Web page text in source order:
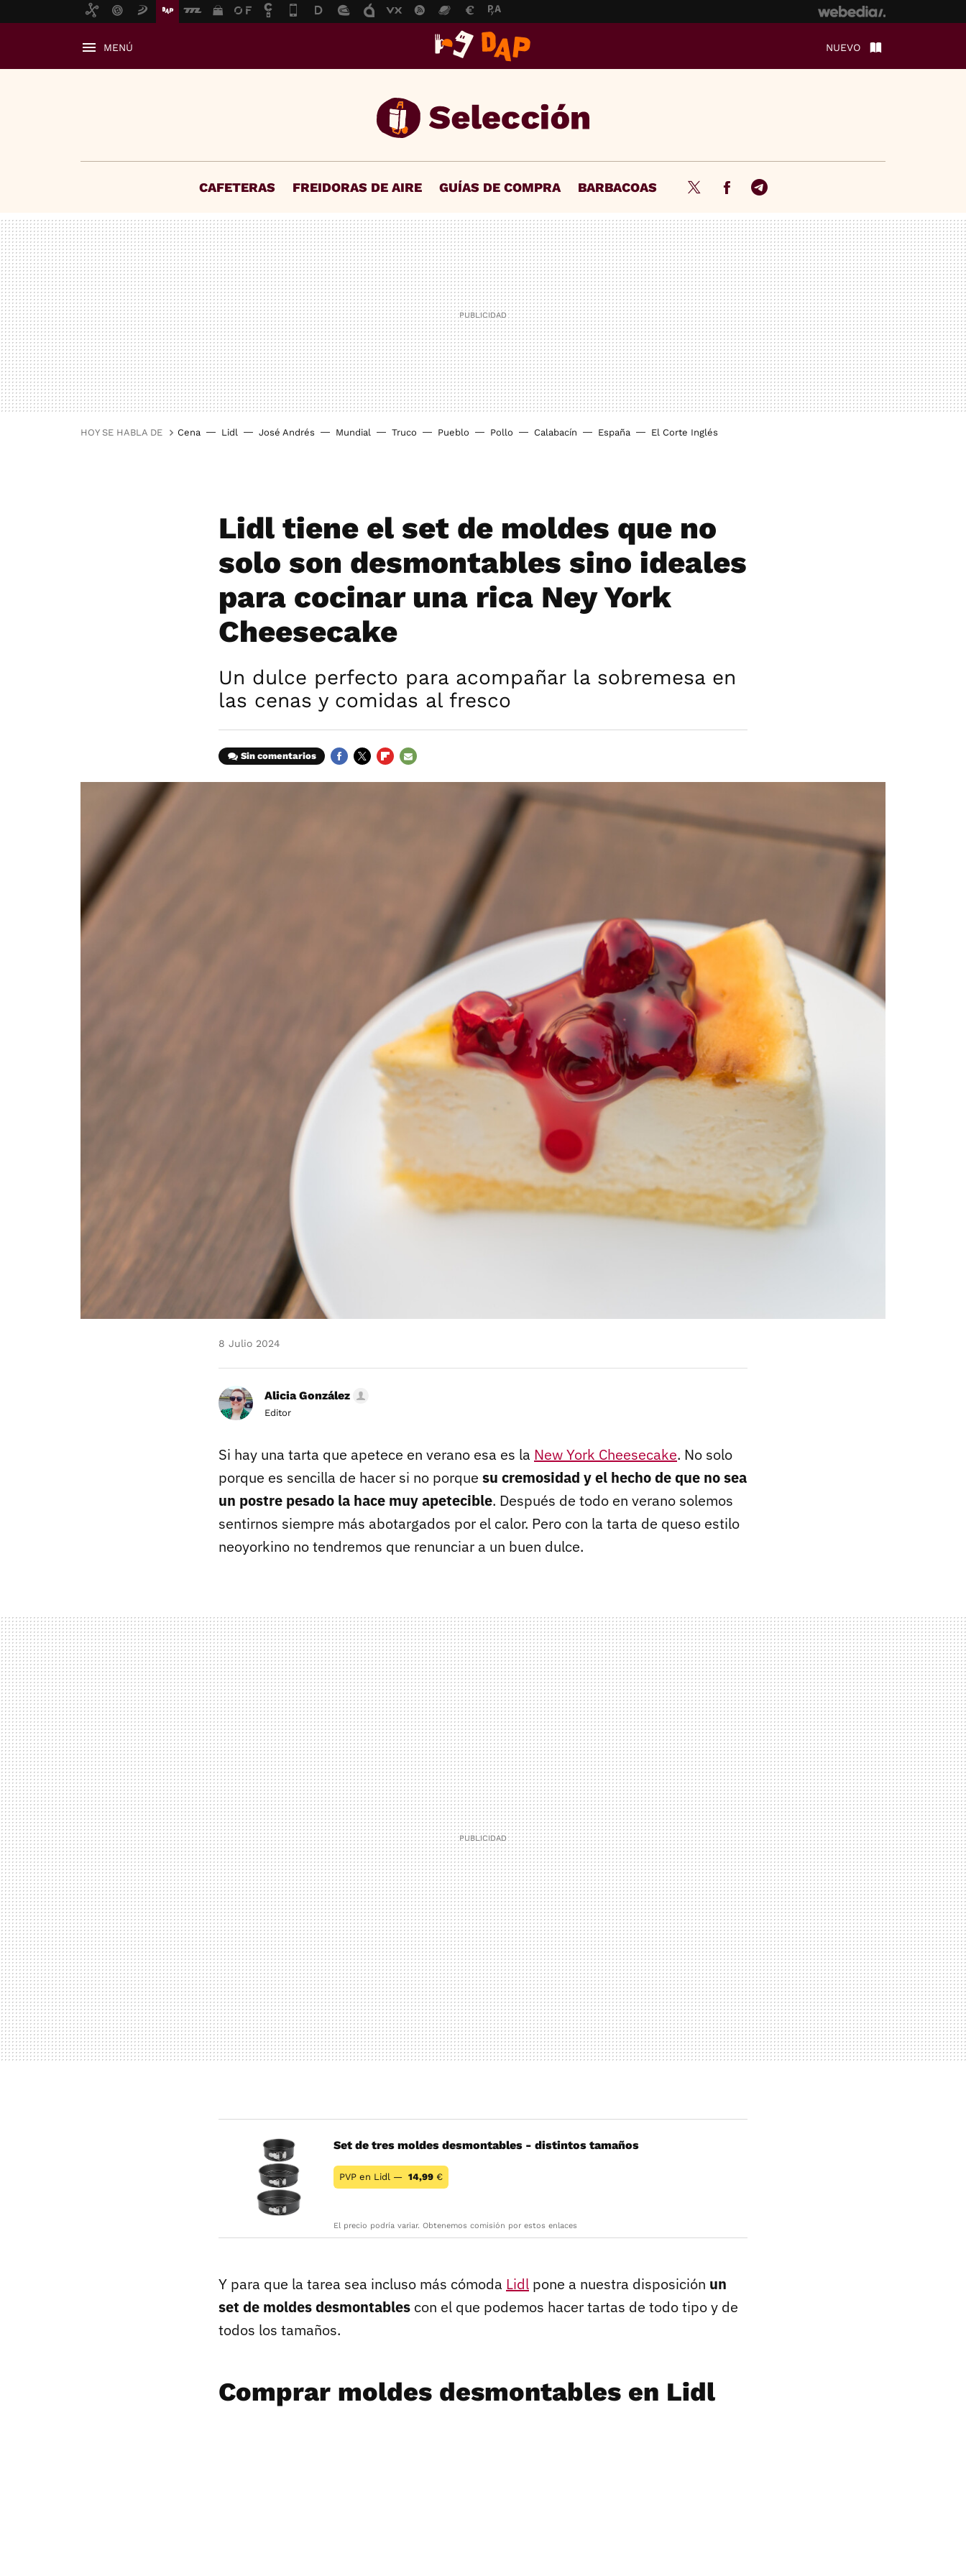
MENÚ NUEVO
CAFETERAS FREIDORAS DE AIRE GUÍAS DE COMPRA BARBACOAS Twitter FacebookTelegram
HOY SE HABLA DE Cena Lidl José Andrés Mundial Truco Pueblo Pollo Calabacín España El Corte Inglés
Lidl tiene el set de moldes que no
solo son desmontables sino ideales
para cocinar una rica Ney York
Cheesecake
Un dulce perfecto para acompañar la sobremesa en
las cenas y comidas al fresco
Sin comentarios
8 Julio 2024
Alicia González
Editor
Si hay una tarta que apetece en verano esa es la New York Cheesecake. No solo
porque es sencilla de hacer si no porque su cremosidad y el hecho de que no sea
un postre pesado la hace muy apetecible. Después de todo en verano solemos
sentirnos siempre más abotargados por el calor. Pero con la tarta de queso estilo
neoyorkino no tendremos que renunciar a un buen dulce.
Set de tres moldes desmontables - distintos tamaños
PVP en Lidl — 14,99 €
El precio podría variar. Obtenemos comisión por estos enlaces
Y para que la tarea sea incluso más cómoda Lidl pone a nuestra disposición un
set de moldes desmontables con el que podemos hacer tartas de todo tipo y de
todos los tamaños.
Comprar moldes desmontables en Lidl